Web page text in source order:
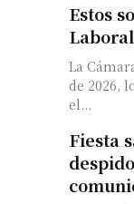
Estos
La
de 2026,
el...
Fiesta